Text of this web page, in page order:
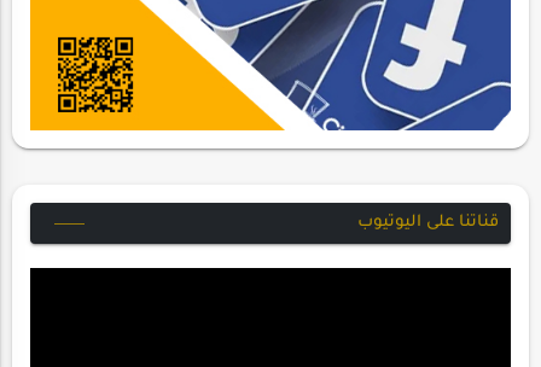
قناتنا على اليوتيوب